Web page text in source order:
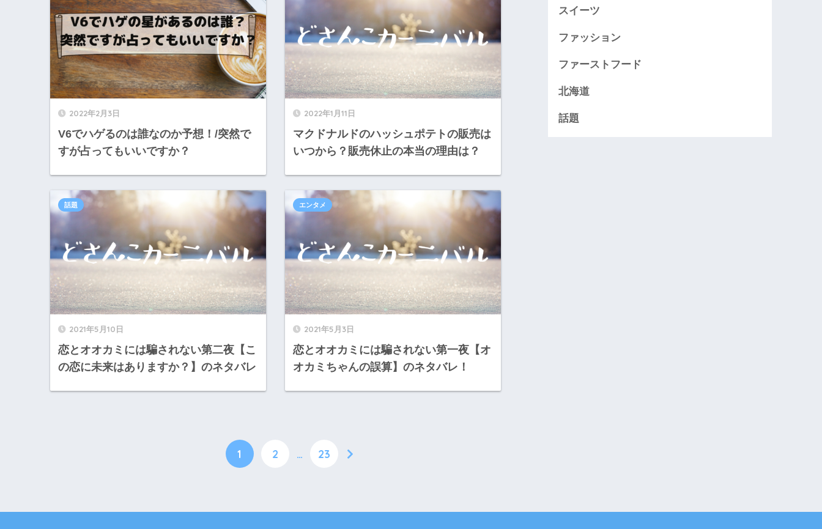
2022年2月3日
V6でハゲるのは誰なのか予想！/突然で
すが占ってもいいですか？
2022年1月11日
マクドナルドのハッシュポテトの販売は
いつから？販売休止の本当の理由は？
2021年5月10日
恋とオオカミには騙されない第二夜【こ
の恋に未来はありますか？】のネタバレ
話題
2021年5月3日
恋とオオカミには騙されない第一夜【オ
オカミちゃんの誤算】のネタバレ！
エンタメ
1 2 … 23
スイーツ
ファッション
ファーストフード
北海道
話題